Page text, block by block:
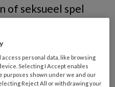
of seksueel spel
praktijk?
personal data, like browsing
Selecting I Accept enables
purposes shown under we and our
Reject All or withdrawing your